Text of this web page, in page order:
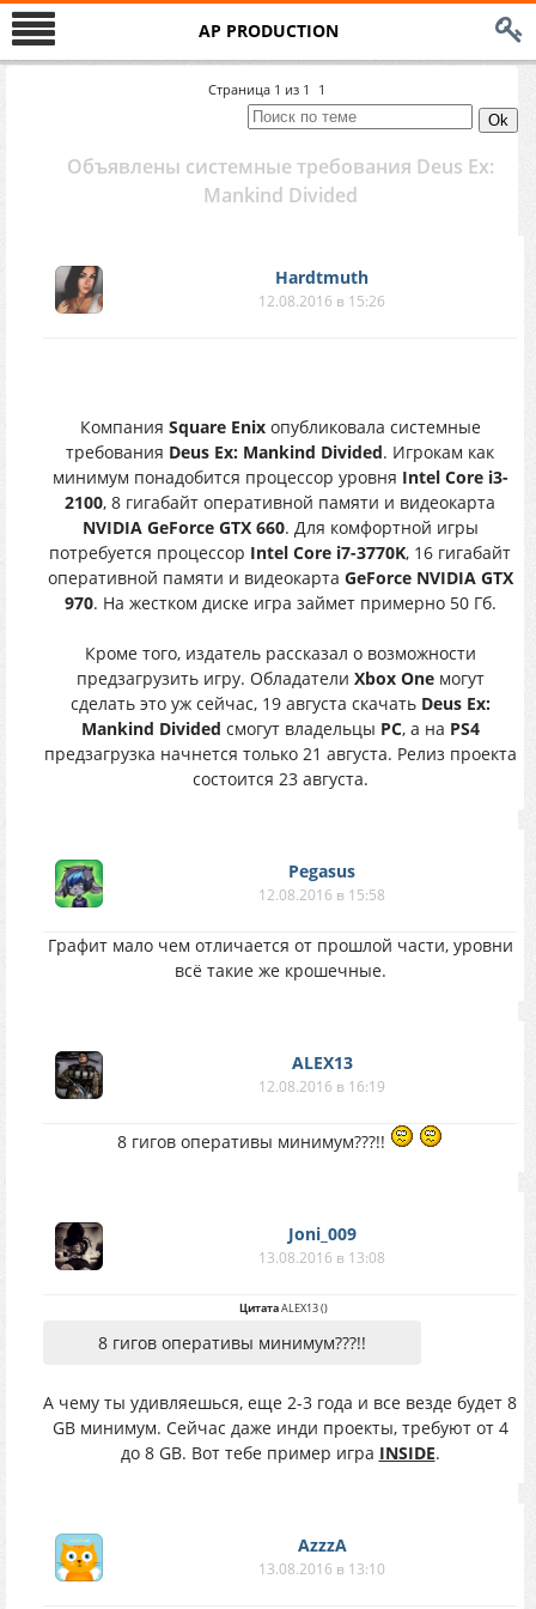
AP PRODUCTION
Страница 1 из 1 1
Объявлены системные требования Deus Ex:
Mankind Divided
Hardtmuth
12.08.2016 в 15:26
Компания Square Enixопубликовала системные
требования Deus Ex: Mankind Divided. Игрокам как
минимум понадобится процессор уровня Intel Core i3-
2100, 8 гигабайт оперативной памяти и видеокарта
NVIDIA GeForce GTX 660. Для комфортной игры
потребуется процессор Intel Core i7-3770K, 16 гигабайт
оперативной памяти и видеокарта GeForce NVIDIA GTX
970. На жестком диске игра займет примерно 50 Гб.
Кроме того, издатель рассказал о возможности
предзагрузить игру. Обладатели Xbox Oneмогут
сделать это уж сейчас, 19 августа скачать Deus Ex:
Mankind Divided смогут владельцы PC, а на PS4
предзагрузка начнется только 21 августа. Релиз проекта
состоится 23 августа.
Pegasus
12.08.2016 в 15:58
Графит мало чем отличается от прошлой части, уровни
всё такие же крошечные.
ALEX13
12.08.2016 в 16:19
8 гигов оперативы минимум???!!
Joni_009
13.08.2016 в 13:08
ЦитатаALEX13()
8 гигов оперативы минимум???!!
А чему ты удивляешься, еще 2-3 года и все везде будет 8
GB минимум. Сейчас даже инди проекты, требуют от 4
до 8 GB. Вот тебе пример игра INSIDE.
AzzzA
13.08.2016 в 13:10